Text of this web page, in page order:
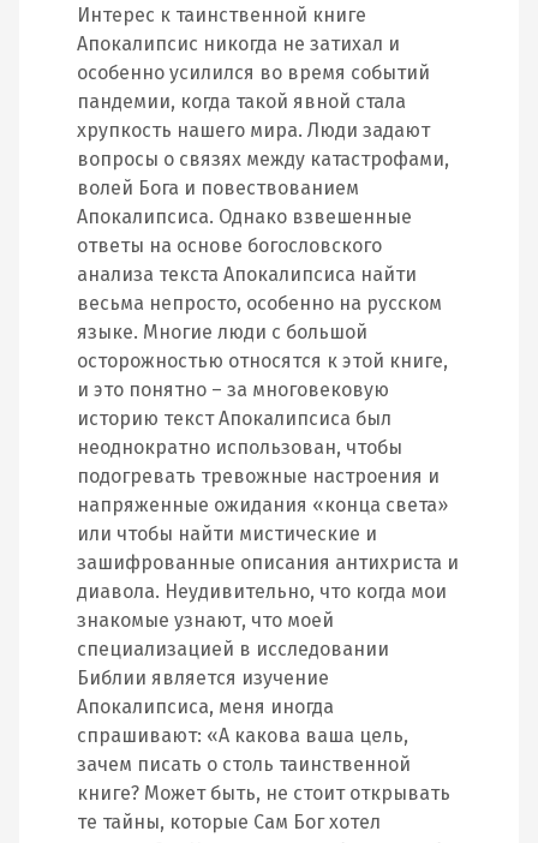
Интерес к таинственной книге
Апокалипсис никогда не затихал и
особенно усилился во время событий
пандемии, когда такой явной стала
хрупкость нашего мира. Люди задают
вопросы о связях между катастрофами,
волей Бога и повествованием
Апокалипсиса. Однако взвешенные
ответы на основе богословского
анализа текста Апокалипсиса найти
весьма непросто, особенно на русском
языке. Многие люди с большой
осторожностью относятся к этой книге,
и это понятно – за многовековую
историю текст Апокалипсиса был
неоднократно использован, чтобы
подогревать тревожные настроения и
напряженные ожидания «конца света»
или чтобы найти мистические и
зашифрованные описания антихриста и
диавола. Неудивительно, что когда мои
знакомые узнают, что моей
специализацией в исследовании
Библии является изучение
Апокалипсиса, меня иногда
спрашивают: «А какова ваша цель,
зачем писать о столь таинственной
книге? Может быть, не стоит открывать
те тайны, которые Сам Бог хотел